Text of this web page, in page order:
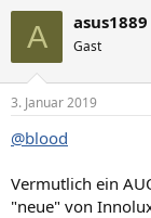
e
:
A asus1889
Gast
3. Januar 2019
@blood
Vermutlich ein
"neue" von